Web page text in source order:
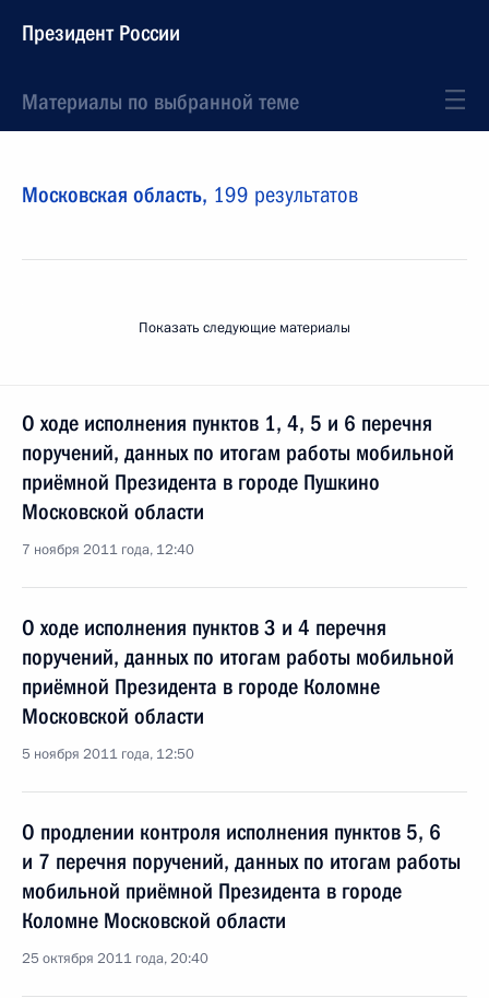
Президент России
Материалы по выбранной теме
Московская область, 199 результатов
Показать следующие материалы
О ходе исполнения пунктов 1, 4, 5 и 6 перечня
поручений, данных по итогам работы мобильной
приёмной Президента в городе Пушкино
Московской области
7 ноября 2011 года, 12:40
О ходе исполнения пунктов 3 и 4 перечня
поручений, данных по итогам работы мобильной
приёмной Президента в городе Коломне
Московской области
5 ноября 2011 года, 12:50
О продлении контроля исполнения пунктов 5, 6
и 7 перечня поручений, данных по итогам работы
мобильной приёмной Президента в городе
Коломне Московской области
25 октября 2011 года, 20:40